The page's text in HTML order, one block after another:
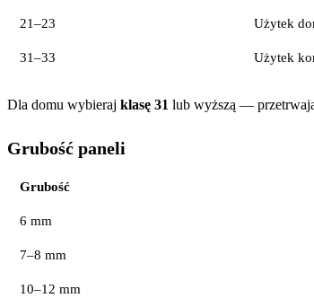
21–23 Użytek
31–33 Użytek
Dla domu wybieraj klasę 31 lub wyższą —
Grubość paneli
Grubość
6 mm
7–8 mm
10–12 mm